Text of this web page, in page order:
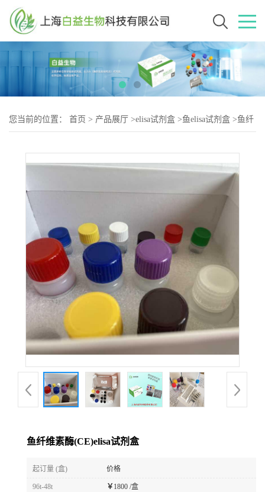
您当前的位置： 首页 > 产品展厅 >elisa试剂盒 >鱼elisa试剂盒 >鱼纤
鱼纤维素酶(CE)elisa试剂盒
起订量 (盒) 价格
96t-48t ￥ 1800 /盒